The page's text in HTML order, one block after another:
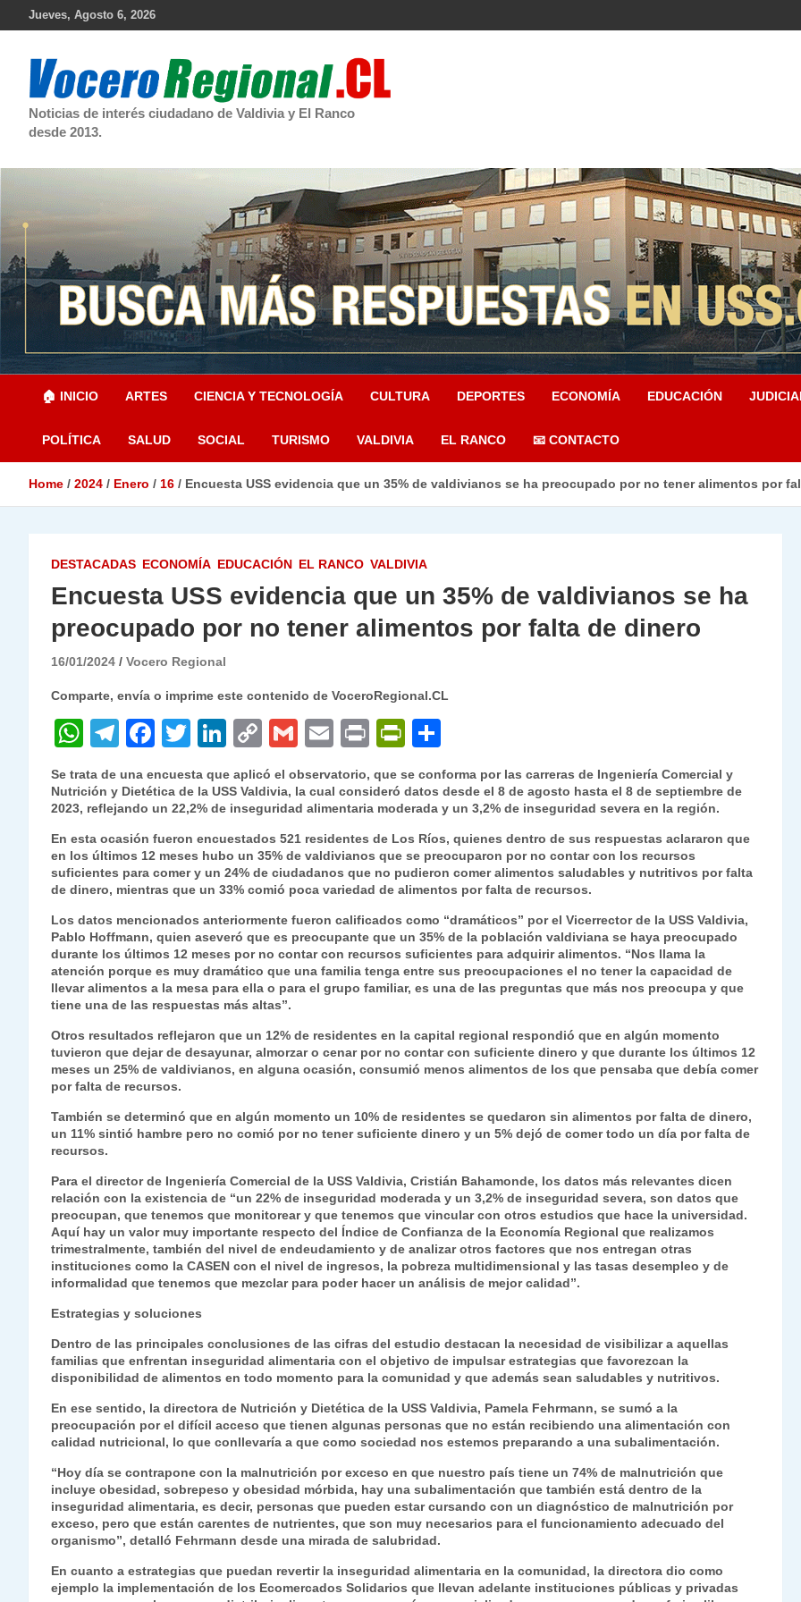
Jueves, Agosto 6, 2026
Noticias de interés ciudadano de Valdivia y El Ranco
desde 2013.
🏠 INICIO ARTES CIENCIA Y TECNOLOGÍA CULTURA DEPORTES ECONOMÍA EDUCACIÓN
POLÍTICA SALUD SOCIAL TURISMO VALDIVIA EL RANCO 📧 CONTACTO
Home 2024 Enero 16 Encuesta USS evidencia que un 35% de valdivianos se ha preocupado por no tener alimentos por
DESTACADAS ECONOMÍA EDUCACIÓN EL RANCO VALDIVIA
Encuesta USS evidencia que un 35% de valdivianos se ha
preocupado por no tener alimentos por falta de dinero
16/01/2024 Vocero Regional
Comparte, envía o imprime este contenido de VoceroRegional.CL
W
h
at
s
A
p
p
T
e
gr
a
m
F
c
e
b
o
o
k
T
w
itt
er
Li
k
e
dI
n
C
o
p
y
Li
n
k
G
m
ai
l
E
m
ai
l
P
nt
P
nt
Fr
ie
n
dl
y
o
m
p
ar
tir
Se trata de una encuesta que aplicó el observatorio, que se conforma por las carreras de Ingeniería Comercial y
Nutrición y Dietética de la USS Valdivia, la cual consideró datos desde el 8 de agosto hasta el 8 de septiembre de
2023, reflejando un 22,2% de inseguridad alimentaria moderada y un 3,2% de inseguridad severa en la región.
En esta ocasión fueron encuestados 521 residentes de Los Ríos, quienes dentro de sus respuestas aclararon que
en los últimos 12 meses hubo un 35% de valdivianos que se preocuparon por no contar con los recursos
suficientes para comer y un 24% de ciudadanos que no pudieron comer alimentos saludables y nutritivos por falta
de dinero, mientras que un 33% comió poca variedad de alimentos por falta de recursos.
Los datos mencionados anteriormente fueron calificados como “dramáticos” por el Vicerrector de la USS Valdivia,
Pablo Hoffmann, quien aseveró que es preocupante que un 35% de la población valdiviana se haya preocupado
durante los últimos 12 meses por no contar con recursos suficientes para adquirir alimentos. “Nos llama la
atención porque es muy dramático que una familia tenga entre sus preocupaciones el no tener la capacidad de
llevar alimentos a la mesa para ella o para el grupo familiar, es una de las preguntas que más nos preocupa y que
tiene una de las respuestas más altas”.
Otros resultados reflejaron que un 12% de residentes en la capital regional respondió que en algún momento
tuvieron que dejar de desayunar, almorzar o cenar por no contar con suficiente dinero y que durante los últimos 12
meses un 25% de valdivianos, en alguna ocasión, consumió menos alimentos de los que pensaba que debía comer
por falta de recursos.
También se determinó que en algún momento un 10% de residentes se quedaron sin alimentos por falta de dinero,
un 11% sintió hambre pero no comió por no tener suficiente dinero y un 5% dejó de comer todo un día por falta de
recursos.
Para el director de Ingeniería Comercial de la USS Valdivia, Cristián Bahamonde, los datos más relevantes dicen
relación con la existencia de “un 22% de inseguridad moderada y un 3,2% de inseguridad severa, son datos que
preocupan, que tenemos que monitorear y que tenemos que vincular con otros estudios que hace la universidad.
Aquí hay un valor muy importante respecto del Índice de Confianza de la Economía Regional que realizamos
trimestralmente, también del nivel de endeudamiento y de analizar otros factores que nos entregan otras
instituciones como la CASEN con el nivel de ingresos, la pobreza multidimensional y las tasas desempleo y de
informalidad que tenemos que mezclar para poder hacer un análisis de mejor calidad”.
Estrategias y soluciones
Dentro de las principales conclusiones de las cifras del estudio destacan la necesidad de visibilizar a aquellas
familias que enfrentan inseguridad alimentaria con el objetivo de impulsar estrategias que favorezcan la
disponibilidad de alimentos en todo momento para la comunidad y que además sean saludables y nutritivos.
En ese sentido, la directora de Nutrición y Dietética de la USS Valdivia, Pamela Fehrmann, se sumó a la
preocupación por el difícil acceso que tienen algunas personas que no están recibiendo una alimentación con
calidad nutricional, lo que conllevaría a que como sociedad nos estemos preparando a una subalimentación.
“Hoy día se contrapone con la malnutrición por exceso en que nuestro país tiene un 74% de malnutrición que
incluye obesidad, sobrepeso y obesidad mórbida, hay una subalimentación que también está dentro de la
inseguridad alimentaria, es decir, personas que pueden estar cursando con un diagnóstico de malnutrición por
exceso, pero que están carentes de nutrientes, que son muy necesarios para el funcionamiento adecuado del
organismo”, detalló Fehrmann desde una mirada de salubridad.
En cuanto a estrategias que puedan revertir la inseguridad alimentaria en la comunidad, la directora dio como
ejemplo la implementación de los Ecomercados Solidarios que llevan adelante instituciones públicas y privadas